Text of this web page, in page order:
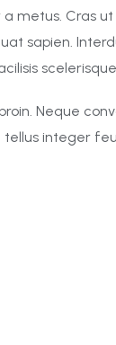
metus. Cras
sapien.
Neque
integer